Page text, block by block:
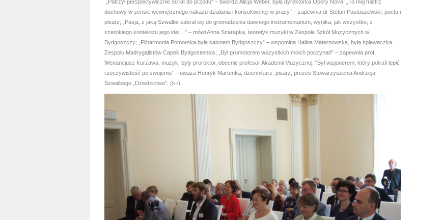
„Patrzył perspektywicznie 50 lat do przodu” – twierdzi Alicja Weber, była dyrektorka Opery Nova; „To mój mistrz
duchowy w sensie wewnętrznego nakazu działania i konsekwencji w pracy” – zapewnia dr Stefan Pastuszewski, poeta i
pisarz; „Pasja, z jaką Szwalbe zabrał się do gromadzenia dawnego instrumentarium, wynika, jak wszystko, z
szerokiego kontekstu jego idei…” – mówi Anna Szarapka, teoretyk muzyki w Zespole Szkół Muzycznych w
Bydgoszczy; „Filharmonia Pomorska była salonem Bydgoszczy” – wspomina Halina Maternowska, była śpiewaczka
Zespołu Madrygalistów Capelli Bydgostiensis; „Był promotorem wszystkich moich poczynań” – zapewnia prof.
Wenancjusz Kurzawa, muzyk, były prorektor, obecnie profesor Akademii Muzycznej; ”Był wizjonerem, który potrafi lepić
rzeczywistość po swojemu” – uważa Henryk Martenka, dziennikarz, pisarz, prezes Stowarzyszenia Andrzeja
Szwalbego „Dziedzictwo”. (k-i)